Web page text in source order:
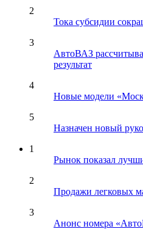
2
Тока субсидии
3
АвтоВАЗ
результат
4
Новые модели
5
Назначен новый
1
Рынок показал
2
Продажи легковых
3
Анонс номера